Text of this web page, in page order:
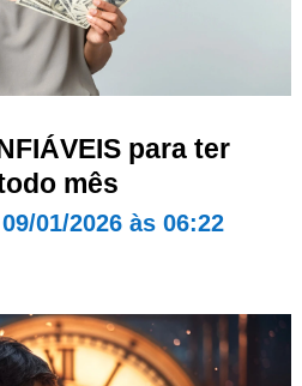
para ter
mês
09/01/2026 às 06:22